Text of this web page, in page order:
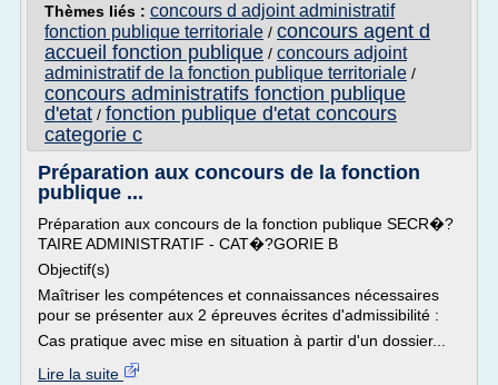
Thèmes liés : concours d adjoint administratif
fonction publique territoriale / concours agent d
accueil fonction publique / concours adjoint
administratif de la fonction publique territoriale /
concours administratifs fonction publique
d'etat / fonction publique d'etat concours
categorie c
Préparation aux concours de la fonction
publique ...
Préparation aux concours de la fonction publique SECR�?
TAIRE ADMINISTRATIF - CAT�?GORIE B
Objectif(s)
Maîtriser les compétences et connaissances nécessaires
pour se présenter aux 2 épreuves écrites d'admissibilité :
Cas pratique avec mise en situation à partir d'un dossier...
Lire la suite